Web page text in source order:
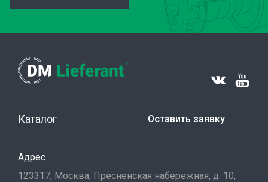
Каталог Оставить заявку
Адрес
123317, Москва, Пресненская набережная, д. 10,